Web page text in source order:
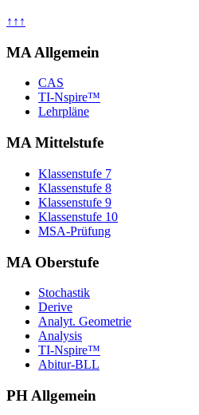
↑↑↑
MA Allgemein
CAS
TI-Nspire™
Lehrpläne
MA Mittelstufe
Klassenstufe 7
Klassenstufe 8
Klassenstufe 9
Klassenstufe 10
MSA-Prüfung
MA Oberstufe
Stochastik
Derive
Analyt. Geometrie
Analysis
TI-Nspire™
Abitur-BLL
PH Allgemein